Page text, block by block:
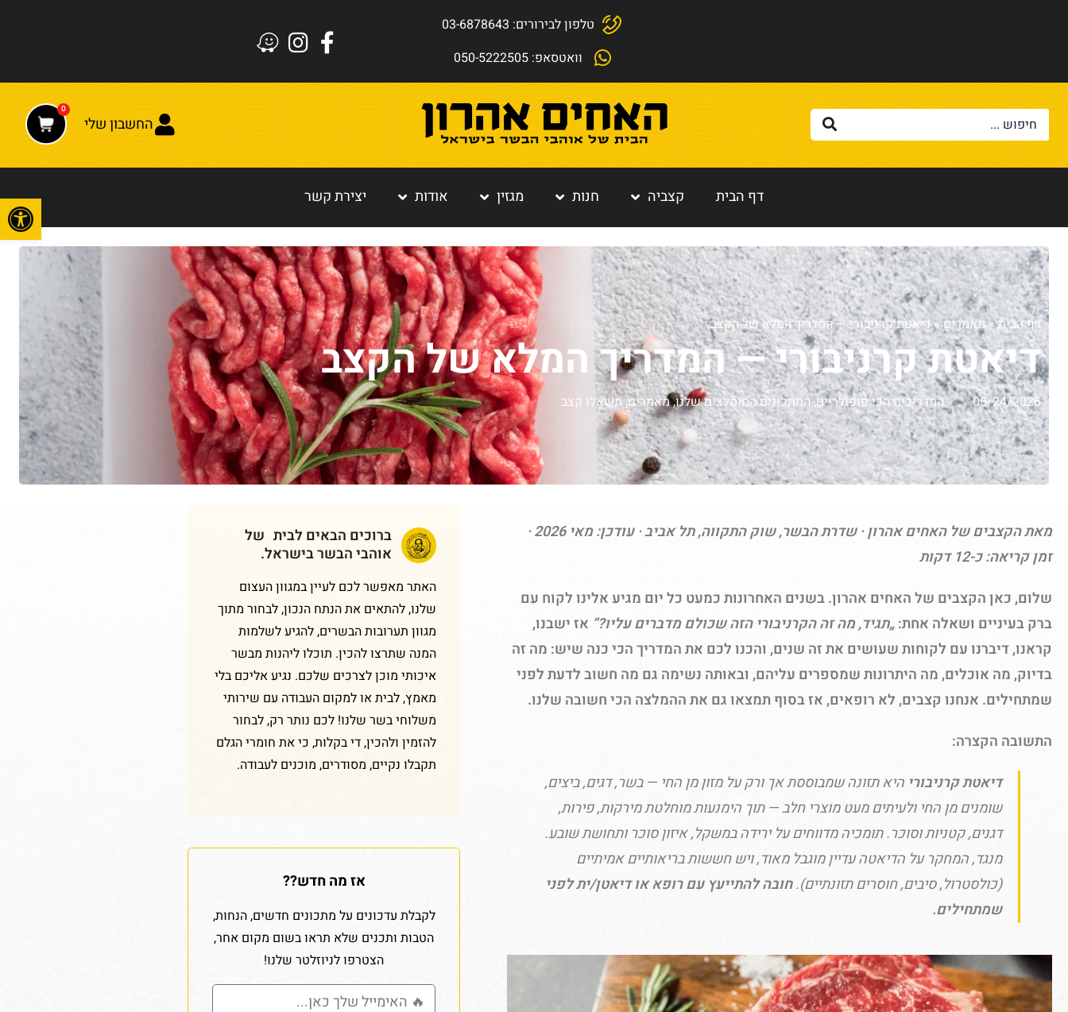
טלפון לבירורים: 03-6878643
וואטסאפ: 050-5222505
החשבון שלי
0
דף הבית קצביה חנות מגזין אודות יצירת קשר
דף הבית»מאמרים»דיאטת קרניבורי — המדריך המלא של הקצב
דיאטת קרניבורי — המדריך המלא של הקצב
05/24/2026 המדריכים הכי פופולריים,המתכונים המומלצים שלנו,מאמרים,תשאלו קצב
מאת הקצבים שלהאחים אהרון
· שדרת הבשר, שוק התקווה, תל אביב · עודכן: מאי 2026 ·
זמן קריאה: כ-12 דקות
שלום, כאן הקצבים של האחים אהרון. בשנים האחרונות כמעט כל יום מגיע אלינו לקוח עם
ברק בעיניים ושאלה אחת:„תגיד, מה זה הקרניבורי הזה שכולם מדברים עליו?” אז ישבנו,
קראנו, דיברנו עם לקוחות שעושים את זה שנים, והכנו לכם את המדריך הכי כנה שיש: מה זה
בדיוק, מה אוכלים, מה היתרונות שמספרים עליהם, ובאותה נשימה גם מה חשוב לדעת לפני
שמתחילים. אנחנו קצבים, לא רופאים, אז בסוף תמצאו גם את ההמלצה הכי חשובה שלנו.
התשובה הקצרה:
דיאטת קרניבורי היא תזונה שמבוססת אך ורק על מזון מן החי — בשר, דגים, ביצים,
שומנים מן החי ולעיתים מעט מוצרי חלב — תוך הימנעות מוחלטת מירקות, פירות,
דגנים, קטניות וסוכר. תומכיה מדווחים על ירידה במשקל, איזון סוכר ותחושת שובע.
מנגד, המחקר על הדיאטה עדיין מוגבל מאוד, ויש חששות בריאותיים אמיתיים
(כולסטרול, סיבים, חוסרים תזונתיים).חובה להתייעץ עם רופא או דיאטן/ית לפני
שמתחילים.
ברוכים הבאים לבית של
אוהבי הבשר בישראל.
האתר מאפשר לכם לעיין במגוון העצום
שלנו, להתאים את הנתח הנכון, לבחור מתוך
מגוון תערובות הבשרים, להגיע לשלמות
המנה שתרצו להכין. תוכלו ליהנות מבשר
איכותי מוכן לצרכים שלכם. נגיע אליכם בלי
מאמץ, לבית או למקום העבודה עם שירותי
משלוחי בשר שלנו! לכם נותר רק, לבחור
להזמין ולהכין, די בקלות, כי את חומרי הגלם
תקבלו נקיים, מסודרים, מוכנים לעבודה.
אז מה חדש??
לקבלת עדכונים על מתכונים חדשים, הנחות,
הטבות ותכנים שלא תראו בשום מקום אחר,
הצטרפו לניוזלטר שלנו!